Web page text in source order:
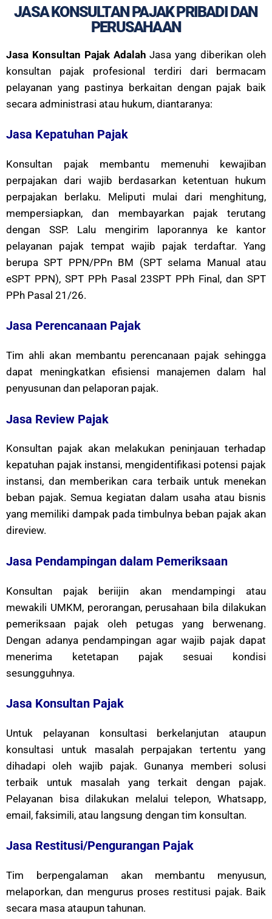
JASA KONSULTAN PAJAK PRIBADI DAN
PERUSAHAAN
Jasa Konsultan Pajak Adalah Jasa yang diberikan oleh
konsultan pajak profesional terdiri dari bermacam
pelayanan yang pastinya berkaitan dengan pajak baik
secara administrasi atau hukum, diantaranya:
Jasa Kepatuhan Pajak
Konsultan pajak membantu memenuhi kewajiban
perpajakan dari wajib berdasarkan ketentuan hukum
perpajakan berlaku. Meliputi mulai dari menghitung,
mempersiapkan, dan membayarkan pajak terutang
dengan SSP. Lalu mengirim laporannya ke kantor
pelayanan pajak tempat wajib pajak terdaftar. Yang
berupa SPT PPN/PPn BM (SPT selama Manual atau
eSPT PPN), SPT PPh Pasal 23SPT PPh Final, dan SPT
PPh Pasal 21/26.
Jasa Perencanaan Pajak
Tim ahli akan membantu perencanaan pajak sehingga
dapat meningkatkan efisiensi manajemen dalam hal
penyusunan dan pelaporan pajak.
Jasa Review Pajak
Konsultan pajak akan melakukan peninjauan terhadap
kepatuhan pajak instansi, mengidentifikasi potensi pajak
instansi, dan memberikan cara terbaik untuk menekan
beban pajak. Semua kegiatan dalam usaha atau bisnis
yang memiliki dampak pada timbulnya beban pajak akan
direview.
Jasa Pendampingan dalam Pemeriksaan
Konsultan pajak beriijin akan mendampingi atau
mewakili UMKM, perorangan, perusahaan bila dilakukan
pemeriksaan pajak oleh petugas yang berwenang.
Dengan adanya pendampingan agar wajib pajak dapat
menerima ketetapan pajak sesuai kondisi
sesungguhnya.
Jasa Konsultan Pajak
Untuk pelayanan konsultasi berkelanjutan ataupun
konsultasi untuk masalah perpajakan tertentu yang
dihadapi oleh wajib pajak. Gunanya memberi solusi
terbaik untuk masalah yang terkait dengan pajak.
Pelayanan bisa dilakukan melalui telepon, Whatsapp,
email, faksimili, atau langsung dengan tim konsultan.
Jasa Restitusi/Pengurangan Pajak
Tim berpengalaman akan membantu menyusun,
melaporkan, dan mengurus proses restitusi pajak. Baik
secara masa ataupun tahunan.